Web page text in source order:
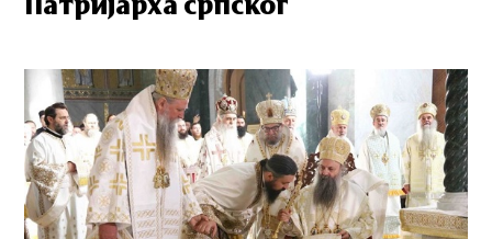
Патријарха српског